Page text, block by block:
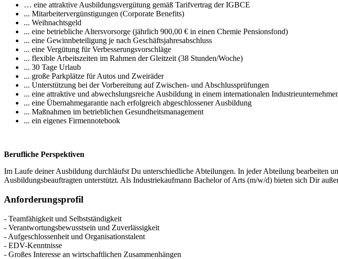
… eine attraktive Ausbildungsvergütung gemäß Tarifvertrag der IGBCE
... Mitarbeitervergünstigungen (Corporate Benefits)
... Weihnachtsgeld
... eine betriebliche Altersvorsorge (jährlich 900,00 € in einen Chemie Pensionsfond)
... eine Gewinnbeteiligung je nach Geschäftsjahresabschluss
... eine Vergütung für Verbesserungsvorschläge
... flexible Arbeitszeiten im Rahmen der Gleitzeit (38 Stunden/Woche)
... 30 Tage Urlaub
... große Parkplätze für Autos und Zweiräder
... Unterstützung bei der Vorbereitung auf Zwischen- und Abschlussprüfungen
... eine attraktive und abwechslungsreiche Ausbildung in einem internationalen
... eine Übernahmegarantie nach erfolgreich abgeschlossener Ausbildung
... Maßnahmen im betrieblichen Gesundheitsmanagement
... ein eigenes Firmennotebook
Berufliche Perspektiven
Im Laufe deiner Ausbildung durchläufst Du unterschiedliche Abteilungen. In jeder Abteilung bearbeiten
Ausbildungsbeauftragten unterstützt. Als Industriekaufmann Bachelor of Arts (m/w/d) bieten sich Dir
Anforderungsprofil
- Teamfähigkeit und Selbstständigkeit
- Verantwortungsbewusstsein und Zuverlässigkeit
- Aufgeschlossenheit und Organisationstalent
- EDV-Kenntnisse
- Großes Interesse an wirtschaftlichen Zusammenhängen